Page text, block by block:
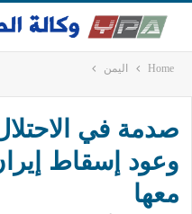
Home اليمن
صدمة في
وعود إسقاط
معها